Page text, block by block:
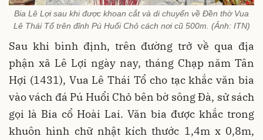
Bia Lê Lợi sau khi được khoan cắt và di chuyển về Đền thờ Vua
Lê Thái Tổ trên đỉnh Pú Huổi Chỏ cách nơi cũ 500m. (Ảnh: ITN)
Sau khi bình định, trên đường trở về qua địa
phận xã Lê Lợi ngày nay, tháng Chạp năm Tân
Hợi (1431), Vua Lê Thái Tổ cho tạc khắc văn bia
vào vách đá Pú Huổi Chỏ bên bờ sông Đà, sử sách
gọi là Bia cổ Hoài Lai. Văn bia được khắc trong
khuôn hình chữ nhật kích thước 1,4m x 0,8m,